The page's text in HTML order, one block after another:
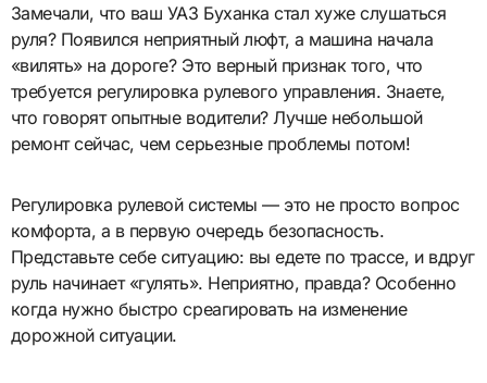
Замечали, что ваш УАЗ Буханка стал хуже слушаться
руля? Появился неприятный люфт, а машина начала
«вилять» на дороге? Это верный признак того, что
требуется регулировка рулевого управления. Знаете,
что говорят опытные водители? Лучше небольшой
ремонт сейчас, чем серьезные проблемы потом!
Регулировка рулевой системы — это не просто вопрос
комфорта, а в первую очередь безопасность.
Представьте себе ситуацию: вы едете по трассе, и вдруг
руль начинает «гулять». Неприятно, правда? Особенно
когда нужно быстро среагировать на изменение
дорожной ситуации.